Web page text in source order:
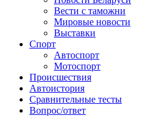
Вести с таможни
Мировые новости
Выставки
Спорт
Автоспорт
Мотоспорт
Происшествия
Автоистория
Сравнительные тесты
Вопрос/ответ